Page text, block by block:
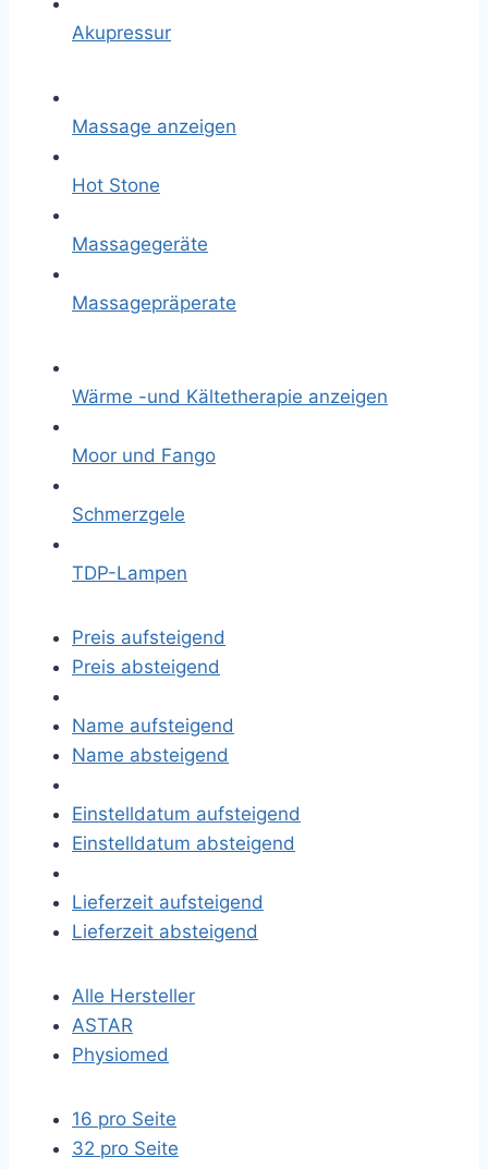
Akupressur
Massage anzeigen
Hot Stone
Massagegeräte
Massagepräperate
Wärme -und Kältetherapie anzeigen
Moor und Fango
Schmerzgele
TDP-Lampen
Preis aufsteigend
Preis absteigend
Name aufsteigend
Name absteigend
Einstelldatum aufsteigend
Einstelldatum absteigend
Lieferzeit aufsteigend
Lieferzeit absteigend
Alle Hersteller
ASTAR
Physiomed
16 pro Seite
32 pro Seite